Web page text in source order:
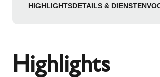
HIGHLIGHTSDETAILS & DIENSTEN
Highlights